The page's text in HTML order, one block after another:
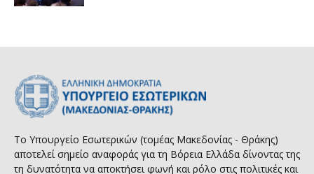
Το Υπουργείο Εσωτερικών (τομέας Μακεδονίας - Θράκης)
αποτελεί σημείο αναφοράς για τη Βόρεια Ελλάδα δίνοντας της
τη δυνατότητα να αποκτήσει φωνή και ρόλο στις πολιτικές και